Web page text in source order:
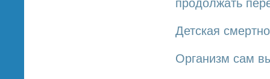
продолжать
Детская
Организм сам